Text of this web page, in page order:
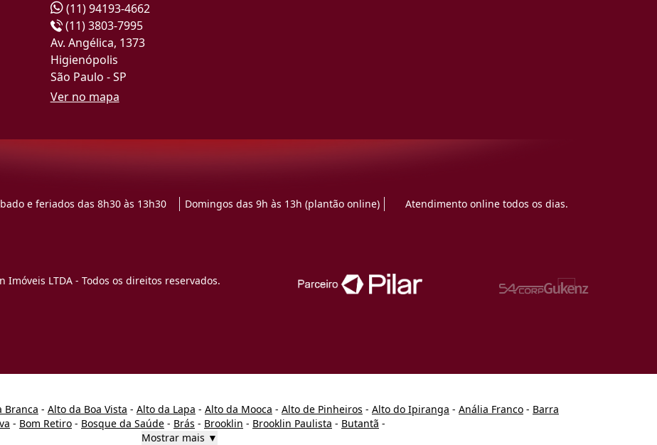
(11) 94193-4662
(11) 3803-7995
Av. Angélica, 1373
Higienópolis
São Paulo - SP
Ver no mapa
e feriados das 8h30 às 13h30 Domingos das 9h às 13h (plantão online) Atendimento online todos os dias.
Imóveis LTDA - Todos os direitos reservados.
Branca - Alto da Boa Vista - Alto da Lapa - Alto da Mooca - Alto de Pinheiros - Alto do Ipiranga - Anália Franco - Barra
- Bom Retiro - Bosque da Saúde - Brás - Brooklin - Brooklin Paulista - Butantã -
Mostrar mais ▼